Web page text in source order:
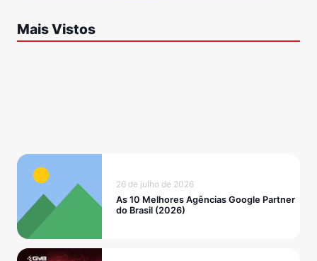
Mais Vistos
26 de julho de 2026
As 10 Melhores Agências Google Partner
do Brasil (2026)